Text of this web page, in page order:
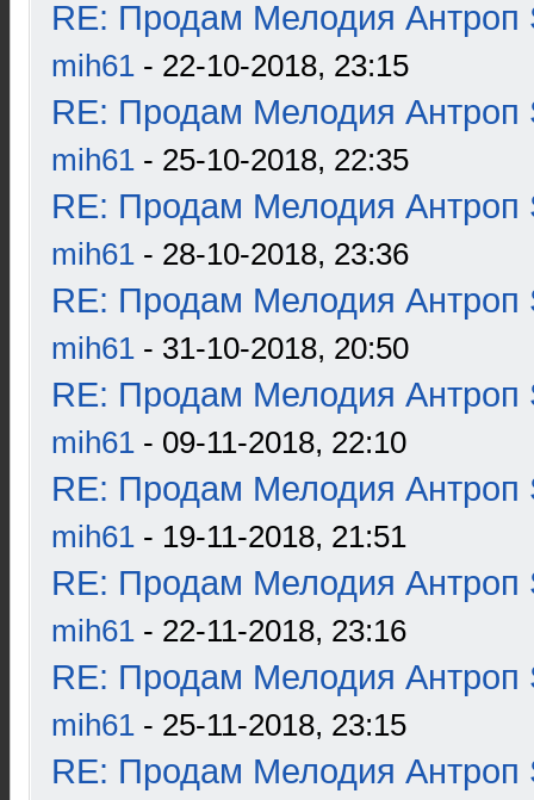
RE: Продам Мелодия Антроп
mih61 - 22-10-2018, 23:15
RE: Продам Мелодия Антроп
mih61 - 25-10-2018, 22:35
RE: Продам Мелодия Антроп
mih61 - 28-10-2018, 23:36
RE: Продам Мелодия Антроп
mih61 - 31-10-2018, 20:50
RE: Продам Мелодия Антроп
mih61 - 09-11-2018, 22:10
RE: Продам Мелодия Антроп
mih61 - 19-11-2018, 21:51
RE: Продам Мелодия Антроп
mih61 - 22-11-2018, 23:16
RE: Продам Мелодия Антроп
mih61 - 25-11-2018, 23:15
RE: Продам Мелодия Антроп